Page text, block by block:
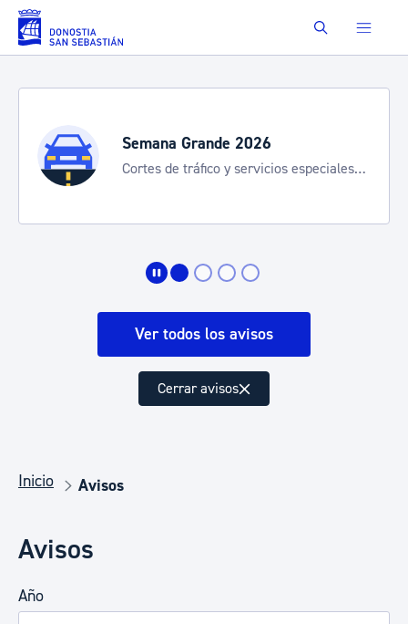
Saltar al contenido principal Buscar
Semana Grande 2026
Cortes de tráfico y servicios especiales
Ver todos los avisos
Cerrar avisos
Inicio Avisos
Avisos
Año